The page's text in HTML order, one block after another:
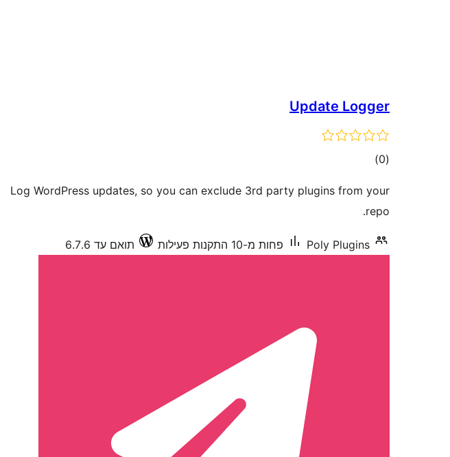
Update Logger
(0 דרוגים)
Log WordPress updates, so you can exclude 3rd party plugins from your
repo.
Poly Plugins פחות מ-10 התקנות פעילות תואם עד 6.7.6